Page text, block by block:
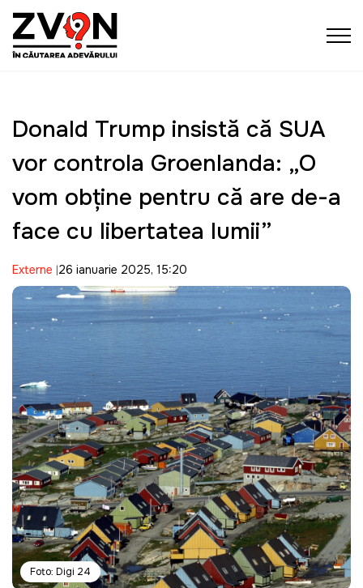
Donald Trump insistă că SUA
vor controla Groenlanda: „O
vom obține pentru că are de-a
face cu libertatea lumii”
Externe 26 ianuarie 2025, 15:20
Foto: Digi 24